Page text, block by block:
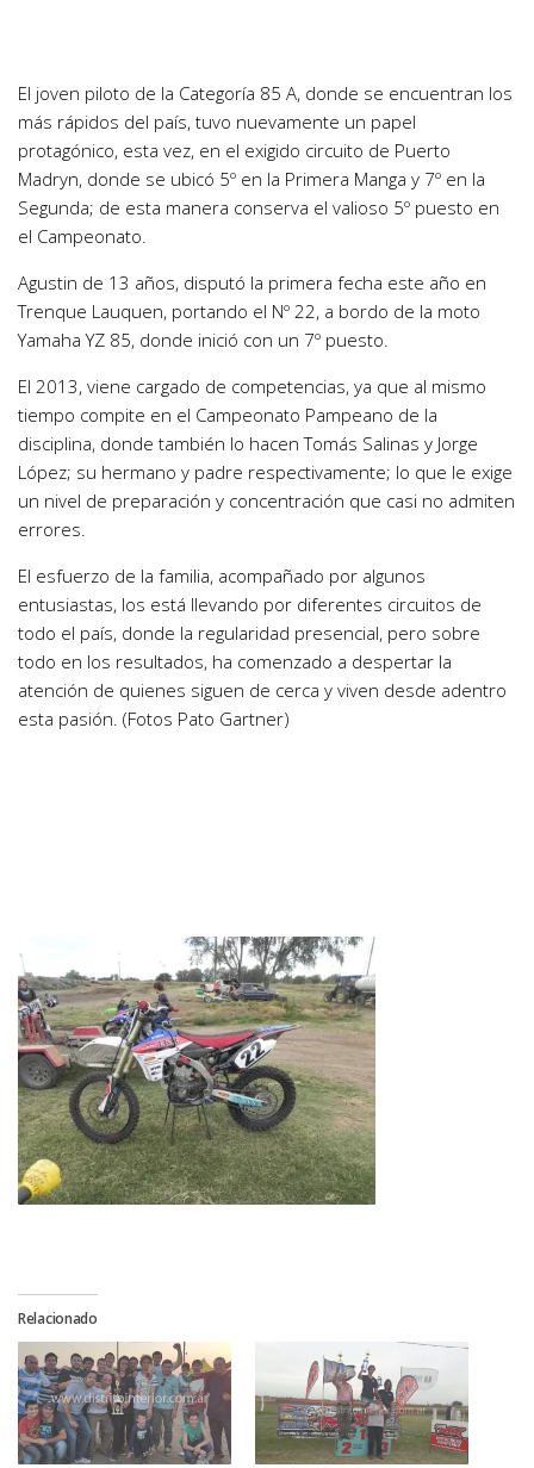
El joven piloto de la Categoría 85 A, donde se encuentran los
más rápidos del país, tuvo nuevamente un papel
protagónico, esta vez, en el exigido circuito de Puerto
Madryn, donde se ubicó 5º en la Primera Manga y 7º en la
Segunda; de esta manera conserva el valioso 5º puesto en
el Campeonato.
Agustin de 13 años, disputó la primera fecha este año en
Trenque Lauquen, portando el Nº 22, a bordo de la moto
Yamaha YZ 85, donde inició con un 7º puesto.
El 2013, viene cargado de competencias, ya que al mismo
tiempo compite en el Campeonato Pampeano de la
disciplina, donde también lo hacen Tomás Salinas y Jorge
López; su hermano y padre respectivamente; lo que le exige
un nivel de preparación y concentración que casi no admiten
errores.
El esfuerzo de la familia, acompañado por algunos
entusiastas, los está llevando por diferentes circuitos de
todo el país, donde la regularidad presencial, pero sobre
todo en los resultados, ha comenzado a despertar la
atención de quienes siguen de cerca y viven desde adentro
esta pasión. (Fotos Pato Gartner)
Relacionado